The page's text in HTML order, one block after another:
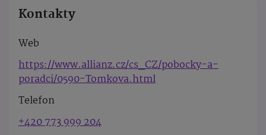
Kontakty
Web
https://www.allianz.cz/cs_CZ/pobocky-a-
poradci/0590-Tomkova.html
Telefon
+420 773 999 204